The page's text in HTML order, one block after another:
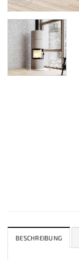
BESCHREIBUNG